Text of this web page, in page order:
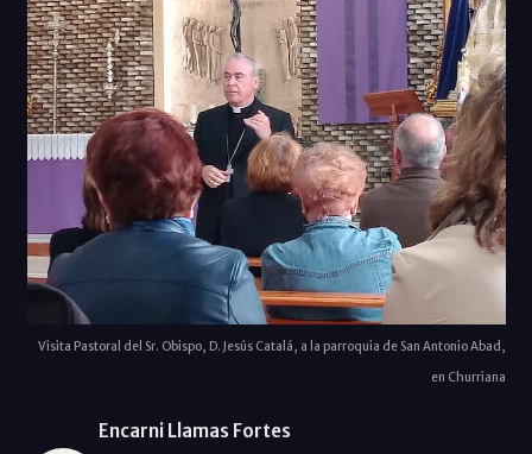
Visita Pastoral del Sr. Obispo, D. Jesús Catalá, a la parroquia de San Antonio Abad,
en Churriana
Encarni Llamas Fortes